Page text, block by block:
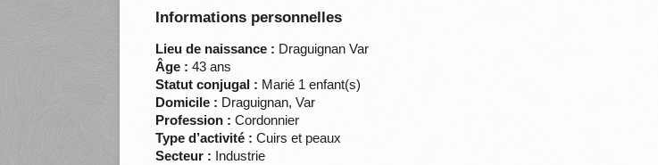
Informations personnelles
Lieu de naissance : Draguignan Var
Âge : 43 ans
Statut conjugal : Marié 1 enfant(s)
Domicile : Draguignan, Var
Profession : Cordonnier
Type d’activité : Cuirs et peaux
Secteur : Industrie